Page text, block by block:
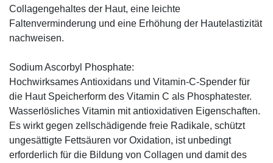
Collagengehaltes der Haut, eine leichte
Faltenverminderung und eine Erhöhung der Hautelastizität
nachweisen.
Sodium Ascorbyl Phosphate:
Hochwirksames Antioxidans und Vitamin-C-Spender für
die Haut Speicherform des Vitamin C als Phosphatester.
Wasserlösliches Vitamin mit antioxidativen Eigenschaften.
Es wirkt gegen zellschädigende freie Radikale, schützt
ungesättigte Fettsäuren vor Oxidation, ist unbedingt
erforderlich für die Bildung von Collagen und damit des